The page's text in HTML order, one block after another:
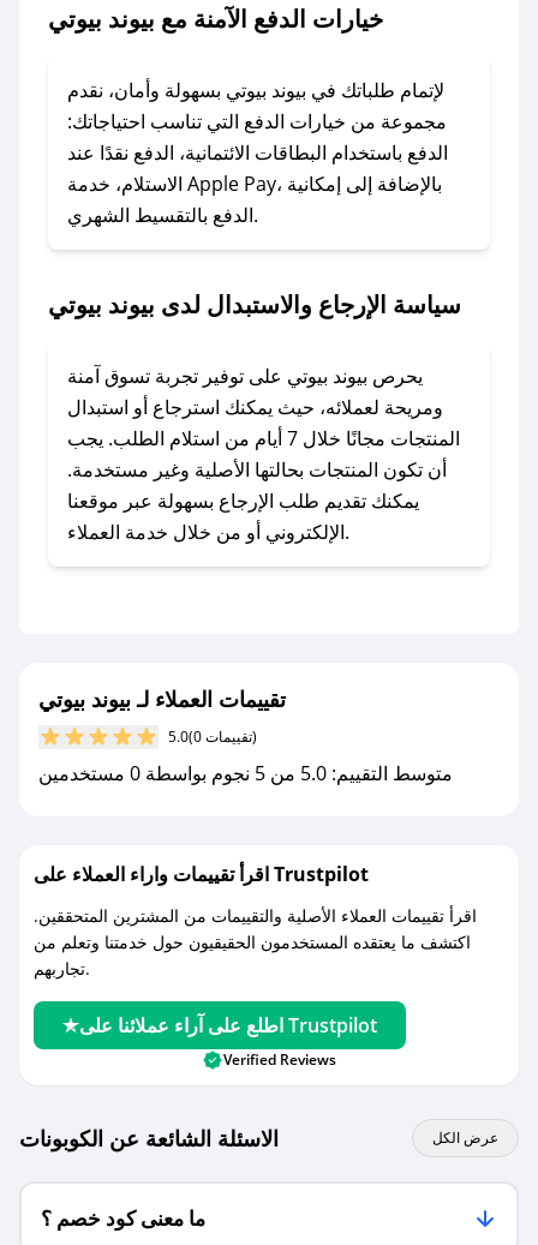
### ماذا أفعل إذا لم يعمل كود الخصم؟
الرسائل الخاصة على تويتر أو البريد الإلكتروني،
وسنقوم بحل المشكلة في أسرع وقت ممكن.
### ماذا أفعل إذا لم أجد كود خصم لمتجري
المفضل؟
في حال عدم توفر كوبونات لمتجرك المفضل، يمكنك
أسرع وقت ممكن.
### كيف تحصل على كوبونات خصم حصرية من
بيوند بيوتي؟
للحصول على كوبونات وخصومات حصرية، قم بما
يلي:
- اضغط على أيقونة متابعة لمتجر بيوند بيوتي في
تطبيق صحصح.
مع صحصح، تسوق بذكاء ووفّر على كل مشترياتك مع
خيارات الدفع الآمنة مع بيوند بيوتي
لإتمام طلباتك في بيوند بيوتي بسهولة وأمان، نقدم
مجموعة من خيارات الدفع التي تناسب احتياجاتك:
الدفع باستخدام البطاقات الائتمانية، الدفع نقدًا عند
الاستلام، خدمة Apple Pay، بالإضافة إلى إمكانية
الدفع بالتقسيط الشهري.
سياسة الإرجاع والاستبدال لدى بيوند بيوتي
يحرص بيوند بيوتي على توفير تجربة تسوق آمنة
ومريحة لعملائه، حيث يمكنك استرجاع أو استبدال
المنتجات مجانًا خلال 7 أيام من استلام الطلب. يجب
أن تكون المنتجات بحالتها الأصلية وغير مستخدمة.
يمكنك تقديم طلب الإرجاع بسهولة عبر موقعنا
الإلكتروني أو من خلال خدمة العملاء.
تقييمات العملاء لـ بيوند بيوتي
5.0 (0 تقييمات)
متوسط التقييم: 5.0 من 5 نجوم بواسطة 0 مستخدمين
اقرأ تقييمات واراء العملاء على Trustpilot
اقرأ تقييمات العملاء الأصلية والتقييمات من المشترين المتحققين.
اكتشف ما يعتقده المستخدمون الحقيقيون حول خدمتنا وتعلم من
تجاربهم.
اطلع على آراء عملائنا على Trustpilot
Verified Reviews
الاسئلة الشائعة عن الكوبونات عرض الكل
ما معنى كود خصم ؟